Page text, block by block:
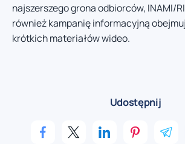
najszerszego grona odbiorców, INAMI/
również kampanię informacyjną
krótkich materiałów wideo.
Udostępnij